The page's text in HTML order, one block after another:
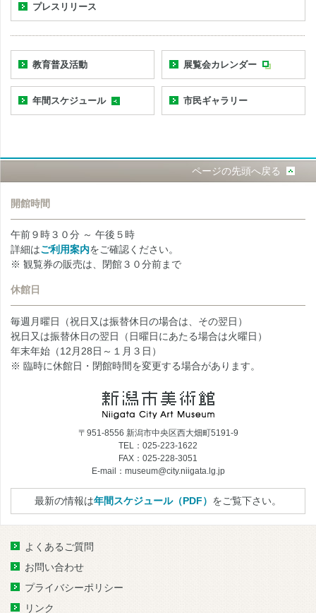
プレスリリース
教育普及活動 展覧会カレンダー
年間スケジュール 市民ギャラリー
ページの先頭へ戻る
開館時間
午前９時３０分 ～ 午後５時
詳細はご利用案内をご確認ください。
※ 観覧券の販売は、閉館３０分前まで
休館日
毎週月曜日（祝日又は振替休日の場合は、その翌日）
祝日又は振替休日の翌日（日曜日にあたる場合は火曜日）
年末年始（12月28日～１月３日）
※ 臨時に休館日・閉館時間を変更する場合があります。
〒951-8556 新潟市中央区西大畑町5191-9
TEL：025-223-1622
FAX：025-228-3051
E-mail：museum@city.niigata.lg.jp
最新の情報は年間スケジュール（PDF） をご覧下さい。
よくあるご質問
お問い合わせ
プライバシーポリシー
リンク